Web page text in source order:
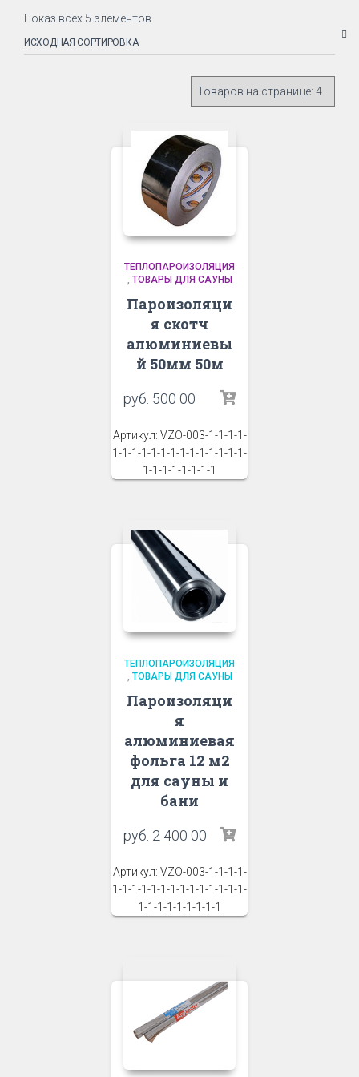
Показ всех 5 элементов
ТЕПЛОПАРОИЗОЛЯЦИЯ
ТОВАРЫ ДЛЯ САУНЫ
Пароизоляци
я cкотч
алюминиевы
й 50мм 50м
руб. 500 00
Артикул: VZO-003-1-1-1-1-
1-1-1-1-1-1-1-1-1-1-1-1-1-1-
1-1-1-1-1-1-1-1
ТЕПЛОПАРОИЗОЛЯЦИЯ
, ТОВАРЫ ДЛЯ САУНЫ
Пароизоляци
я
алюминиевая
фольга 12 м2
для сауны и
бани
руб. 2 400 00
Артикул: VZO-003-1-1-1-1-
1-1-1-1-1-1-1-1-1-1-1-1-1-1-
1-1-1-1-1-1-1-1-1